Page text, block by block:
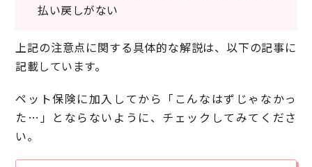
払い戻しがない
上記の注意点に関する具体的な解説は、以下の記事に
記載しています。
ペット保険に加入してから「こんなはずじゃなかっ
た…」とならないように、チェックしてみてくださ
い。